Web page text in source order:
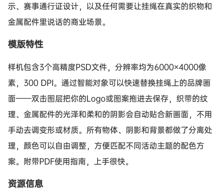
示、赛事通行证设计，以及任何需要让挂绳在真实的织物和
金属配件里说话的商业场景。
模版特性
样机包含3个高精度PSD文件，分辨率均为6000×4000像
素，300 DPI。通过智能对象可以快速替换挂绳上的品牌画
面——双击图层把你的Logo或图案拖进去保存，织带的纹
理、金属配件的光泽和柔和的阴影会自动贴合新画面，不用
手动去调变形或材质。所有物体、阴影和背景都做了分离处
理，颜色可以自由调整，方便匹配不同活动主题的配色方
案。附带PDF使用指南，上手很快。
资源信息